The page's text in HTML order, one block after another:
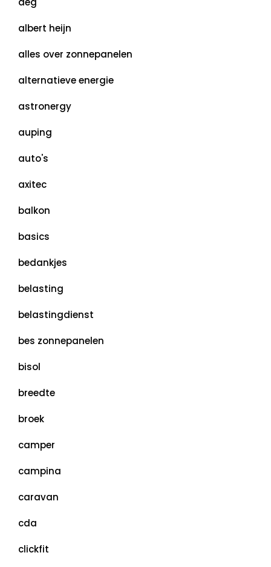
albert heijn
alles over zonnepanelen
alternatieve energie
astronergy
auping
auto's
axitec
balkon
basics
bedankjes
belasting
belastingdienst
bes zonnepanelen
bisol
breedte
broek
camper
campina
caravan
cda
clickfit